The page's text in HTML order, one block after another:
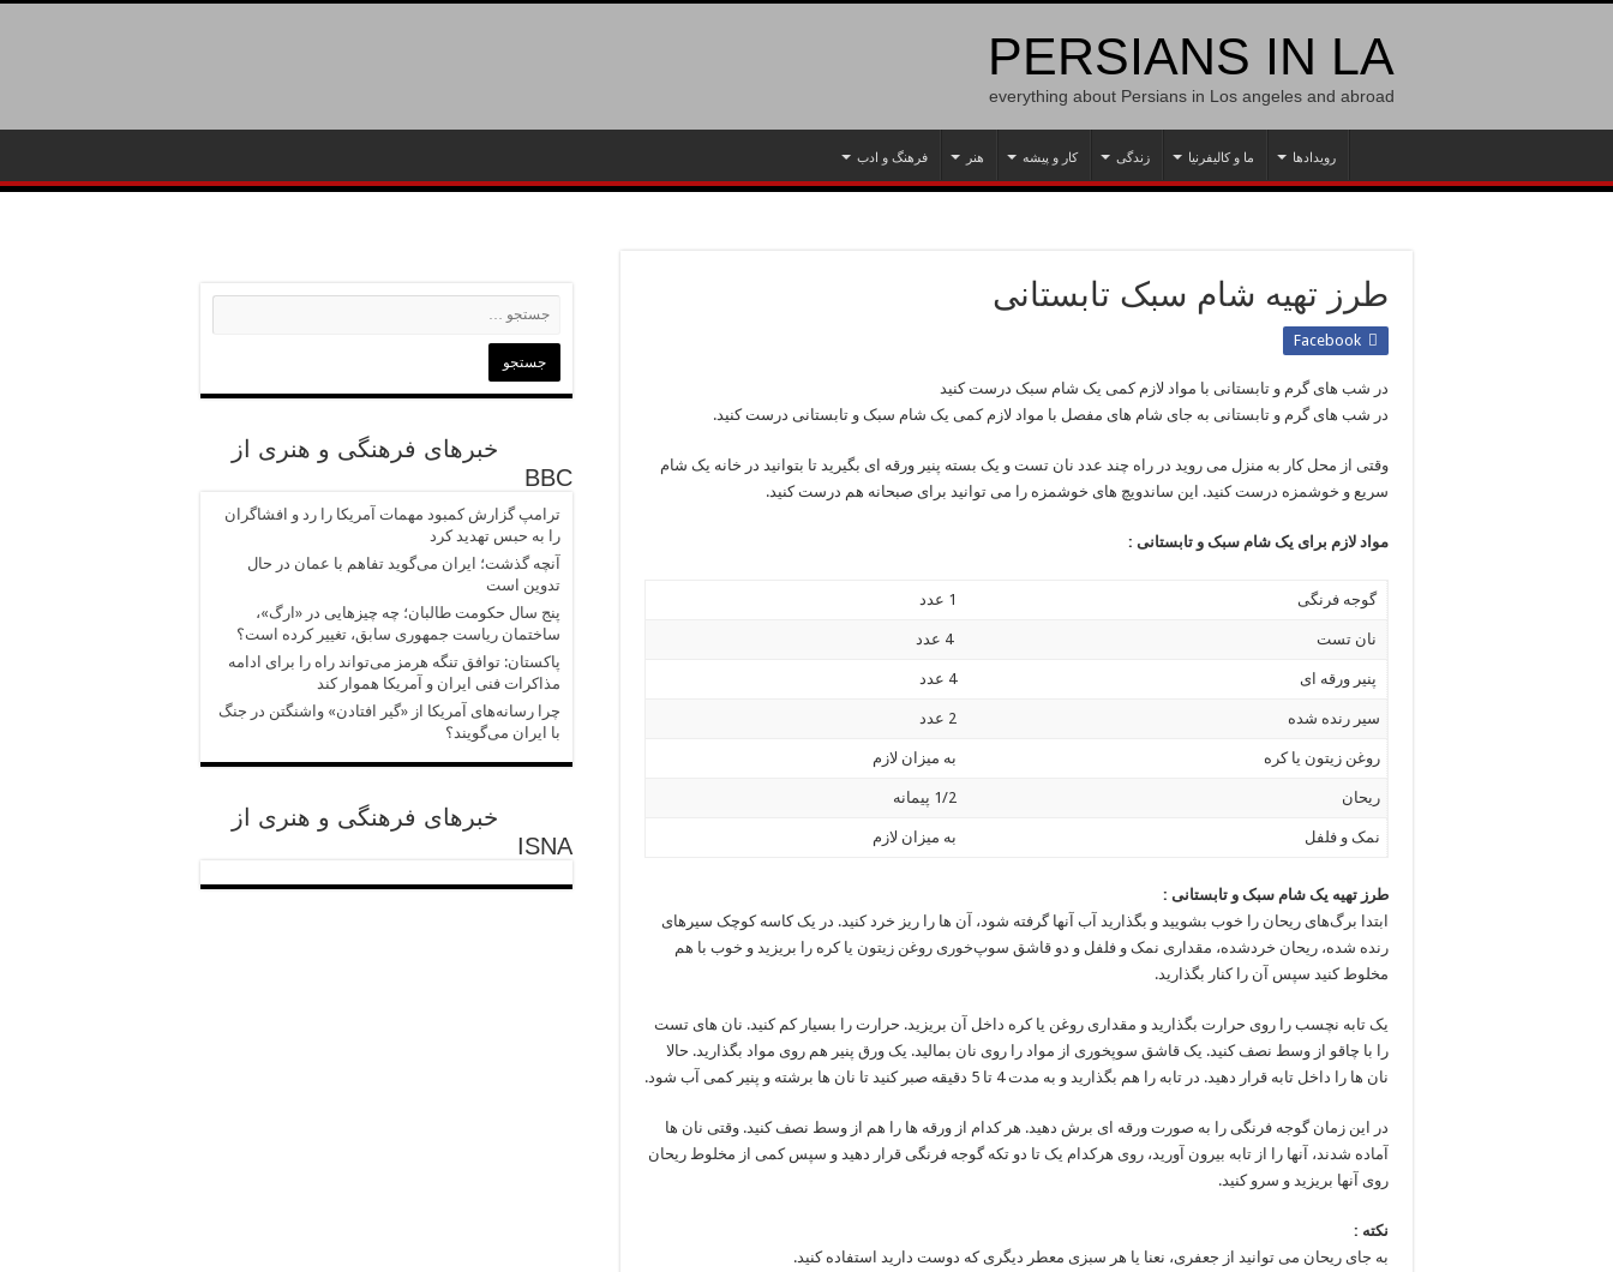
PERSIANS IN LA
everything about Persians in Los angeles and abroad
رویدادها ما و کالیفرنیا زندگی کار و پیشه هنر فرهنگ و ادب
طرز تهیه شام سبک تابستانی
Facebook
در شب های گرم و تابستانی با مواد لازم کمی یک شام سبک درست کنید
در شب های گرم و تابستانی به جای شام های مفصل با مواد لازم کمی یک شام سبک و تابستانی درست کنید.
وقتی از محل کار به منزل می روید در راه چند عدد نان تست و یک بسته پنیر ورقه ای بگیرید تا بتوانید در خانه یک شام
سریع و خوشمزه درست کنید. این ساندویچ های خوشمزه را می توانید برای صبحانه هم درست کنید.
مواد لازم برای یک شام سبک و تابستانی :
گوجه فرنگی 1 عدد
نان تست 4 عدد
پنیر ورقه ای 4 عدد
سیر رنده شده 2 عدد
روغن زیتون یا کره به میزان لازم
ریحان 1/2 پیمانه
نمک و فلفل به میزان لازم
طرز تهیه یک شام سبک و تابستانی :
ابتدا برگ‌های ریحان را خوب بشویید و بگذارید آب آنها گرفته شود، آن ها را ریز خرد کنید. در یک کاسه کوچک سیرهای
رنده شده، ریحان خردشده، مقداری نمک و فلفل و دو قاشق سوپ‌خوری روغن زیتون یا کره را بریزید و خوب با هم
مخلوط کنید سپس آن را کنار بگذارید.
یک تابه نچسب را روی حرارت بگذارید و مقداری روغن یا کره داخل آن بریزید. حرارت را بسیار کم کنید. نان های تست
را با چاقو از وسط نصف کنید. یک قاشق سوپخوری از مواد را روی نان بمالید. یک ورق پنیر هم روی مواد بگذارید. حالا
نان ها را داخل تابه قرار دهید. در تابه را هم بگذارید و به مدت 4 تا 5 دقیقه صبر کنید تا نان ها برشته‌ و پنیر کمی آب شود.
در این زمان گوجه فرنگی را به صورت ورقه ای برش دهید. هر کدام از ورقه ها را هم از وسط نصف کنید. وقتی نان ها
آماده شدند، آنها را از تابه بیرون آورید، روی هرکدام یک تا دو تکه گوجه‌ فرنگی قرار دهید و سپس کمی از مخلوط ریحان
روی آنها بریزید و سرو کنید.
نکته :
به جای ریحان می توانید از جعفری، نعنا یا هر سبزی معطر دیگری که دوست دارید استفاده کنید.
خبرهای فرهنگی و هنری از
BBC
ترامپ گزارش کمبود مهمات آمریکا را رد و افشاگران
را به حبس تهدید کرد
آنچه گذشت؛ ایران می‌گوید تفاهم با عمان در حال
تدوین است
پنج سال حکومت طالبان؛ چه چیزهایی در «ارگ»،
ساختمان ریاست جمهوری سابق، تغییر کرده است؟
پاکستان: توافق تنگه هرمز می‌تواند راه را برای ادامه
مذاکرات فنی ایران و آمریکا هموار کند
چرا رسانه‌های آمریکا از «گیر افتادن» واشنگتن در جنگ
با ایران می‌گویند؟
خبرهای فرهنگی و هنری از
ISNA